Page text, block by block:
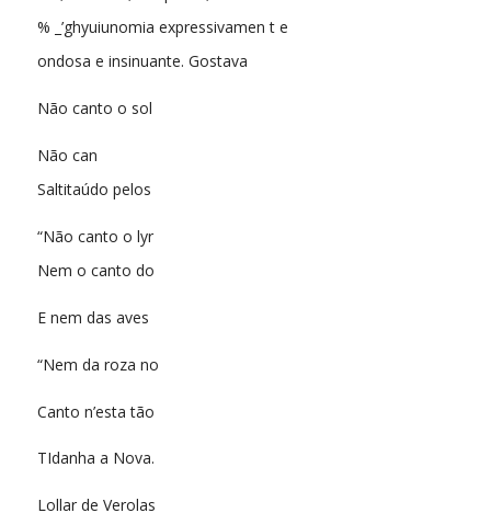
% _’ghyuiunomia expressivamen t e
ondosa e insinuante. Gostava
Não canto o sol
Não can
Saltitaúdo pelos
“Não canto o lyr
Nem o canto do
E nem das aves
“Nem da roza no
Canto n’esta tão
TIdanha a Nova.
Lollar de Verolas